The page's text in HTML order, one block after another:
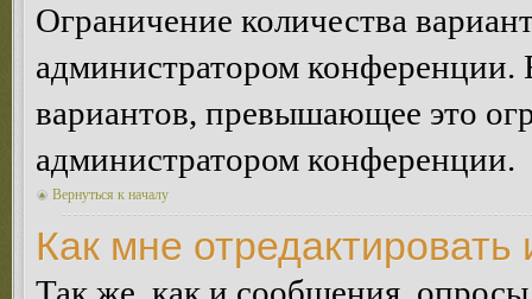
Ограничение количества
администратором конференции.
вариантов, превышающее это
администратором конференции.
Вернуться к началу
Как мне